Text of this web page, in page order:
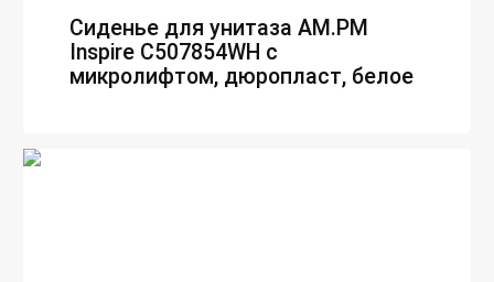
Сиденье для унитаза AM.PM
Inspire C507854WH с
микролифтом, дюропласт, белое